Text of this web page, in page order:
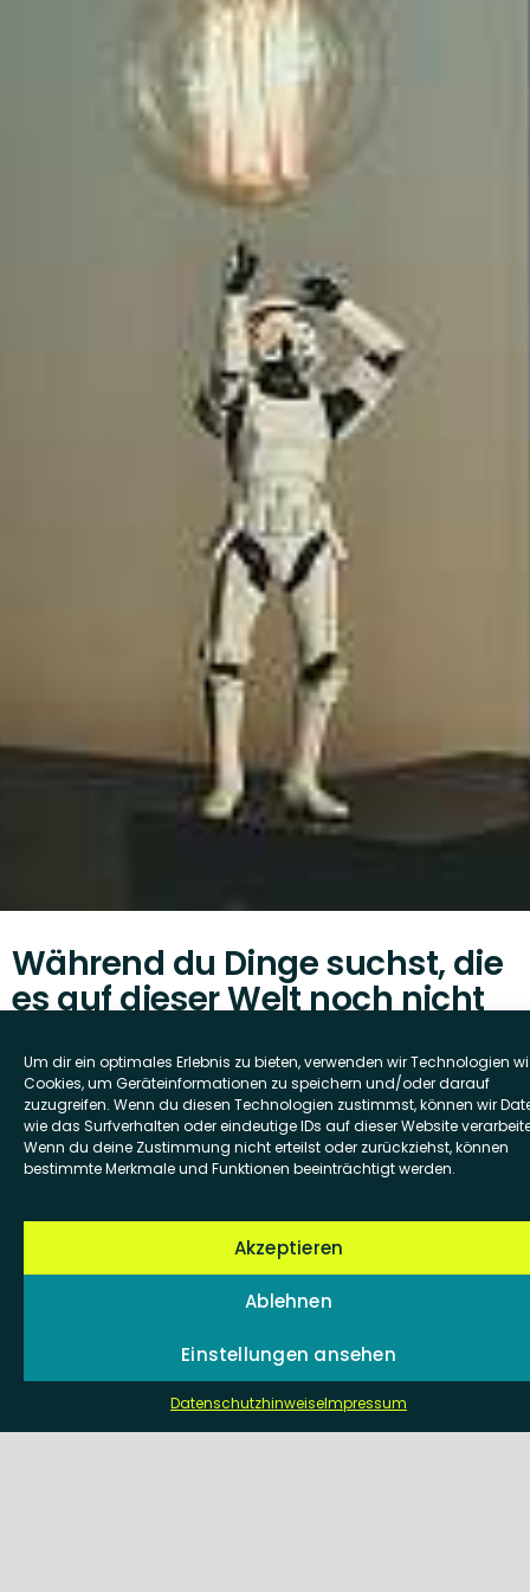
Um dir ein optimales Erlebnis zu bieten, verwenden wir Technologien
Cookies, um Geräteinformationen zu speichern und/oder darauf
zuzugreifen. Wenn du diesen Technologien zustimmst, können wir
wie das Surfverhalten oder eindeutige IDs auf dieser Website
Wenn du deine Zustimmung nicht erteilst oder zurückziehst, können
bestimmte Merkmale und Funktionen beeinträchtigt werden.
Akzeptieren
Ablehnen
Einstellungen ansehen
DatenschutzhinweiseImpressum
Während du Dinge suchst, die
es auf dieser Welt noch nicht
Information schonmal damit
beschäftigt, Licht ins Dunkel zu
bringen. Wie wäre es mit einer
Kontaktaufnahme?
Frankfurt — Stuttgart — Berlin
Apollo18 GmbH